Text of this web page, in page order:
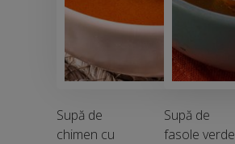
Supă de
chimen cu
Supă de
fasole verde